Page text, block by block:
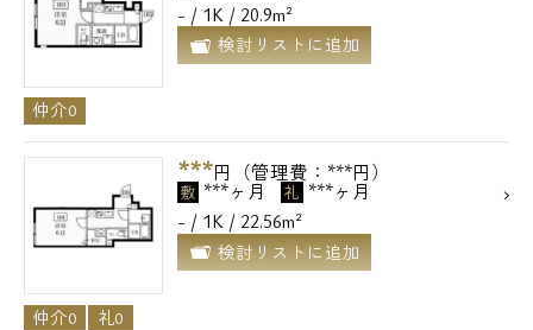
- / 1K / 20.9m²
検討リストに追加
仲介0
***円（管理費：***円）
敷 ***ヶ月 礼 ***ヶ月
- / 1K / 22.56m²
検討リストに追加
仲介0 礼0